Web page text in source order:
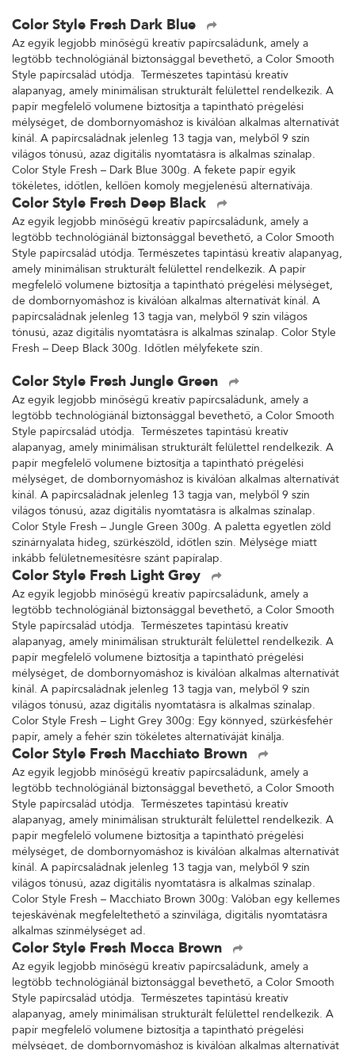
Color Style Fresh Dark Blue
Az egyik legjobb minőségű kreatív papírcsaládunk, amely a
legtöbb technológiánál biztonsággal bevethető, a Color Smooth
Style papírcsalád utódja. Természetes tapintású kreatív
alapanyag, amely minimálisan strukturált felülettel rendelkezik. A
papír megfelelő volumene biztosítja a tapintható prégelési
mélységet, de dombornyomáshoz is kiválóan alkalmas alternatívát
kínál. A papírcsaládnak jelenleg 13 tagja van, melyből 9 szín
világos tónusú, azaz digitális nyomtatásra is alkalmas színalap.
Color Style Fresh – Dark Blue 300g. A fekete papír egyik
tökéletes, időtlen, kellően komoly megjelenésű alternatívája.
Color Style Fresh Deep Black
Az egyik legjobb minőségű kreatív papírcsaládunk, amely a
legtöbb technológiánál biztonsággal bevethető, a Color Smooth
Style papírcsalád utódja. Természetes tapintású kreatív alapanyag,
amely minimálisan strukturált felülettel rendelkezik. A papír
megfelelő volumene biztosítja a tapintható prégelési mélységet,
de dombornyomáshoz is kiválóan alkalmas alternatívát kínál. A
papírcsaládnak jelenleg 13 tagja van, melyből 9 szín világos
tónusú, azaz digitális nyomtatásra is alkalmas színalap. Color Style
Fresh – Deep Black 300g. Időtlen mélyfekete szín.
Color Style Fresh Jungle Green
Az egyik legjobb minőségű kreatív papírcsaládunk, amely a
legtöbb technológiánál biztonsággal bevethető, a Color Smooth
Style papírcsalád utódja. Természetes tapintású kreatív
alapanyag, amely minimálisan strukturált felülettel rendelkezik. A
papír megfelelő volumene biztosítja a tapintható prégelési
mélységet, de dombornyomáshoz is kiválóan alkalmas alternatívát
kínál. A papírcsaládnak jelenleg 13 tagja van, melyből 9 szín
világos tónusú, azaz digitális nyomtatásra is alkalmas színalap.
Color Style Fresh – Jungle Green 300g. A paletta egyetlen zöld
színárnyalata hideg, szürkészöld, időtlen szín. Mélysége miatt
inkább felületnemesítésre szánt papíralap.
Color Style Fresh Light Grey
Az egyik legjobb minőségű kreatív papírcsaládunk, amely a
legtöbb technológiánál biztonsággal bevethető, a Color Smooth
Style papírcsalád utódja. Természetes tapintású kreatív
alapanyag, amely minimálisan strukturált felülettel rendelkezik. A
papír megfelelő volumene biztosítja a tapintható prégelési
mélységet, de dombornyomáshoz is kiválóan alkalmas alternatívát
kínál. A papírcsaládnak jelenleg 13 tagja van, melyből 9 szín
világos tónusú, azaz digitális nyomtatásra is alkalmas színalap.
Color Style Fresh – Light Grey 300g: Egy könnyed, szürkésfehér
papír, amely a fehér szín tökéletes alternatíváját kínálja.
Color Style Fresh Macchiato Brown
Az egyik legjobb minőségű kreatív papírcsaládunk, amely a
legtöbb technológiánál biztonsággal bevethető, a Color Smooth
Style papírcsalád utódja. Természetes tapintású kreatív
alapanyag, amely minimálisan strukturált felülettel rendelkezik. A
papír megfelelő volumene biztosítja a tapintható prégelési
mélységet, de dombornyomáshoz is kiválóan alkalmas alternatívát
kínál. A papírcsaládnak jelenleg 13 tagja van, melyből 9 szín
világos tónusú, azaz digitális nyomtatásra is alkalmas színalap.
Color Style Fresh – Macchiato Brown 300g: Valóban egy kellemes
tejeskávénak megfeleltethető a színvilága, digitális nyomtatásra
alkalmas színmélységet ad.
Color Style Fresh Mocca Brown
Az egyik legjobb minőségű kreatív papírcsaládunk, amely a
legtöbb technológiánál biztonsággal bevethető, a Color Smooth
Style papírcsalád utódja. Természetes tapintású kreatív
alapanyag, amely minimálisan strukturált felülettel rendelkezik. A
papír megfelelő volumene biztosítja a tapintható prégelési
mélységet, de dombornyomáshoz is kiválóan alkalmas alternatívát